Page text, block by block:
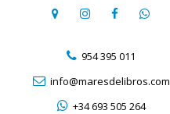
954 395 011
info@maresdelibros.com
+34 693 505 264